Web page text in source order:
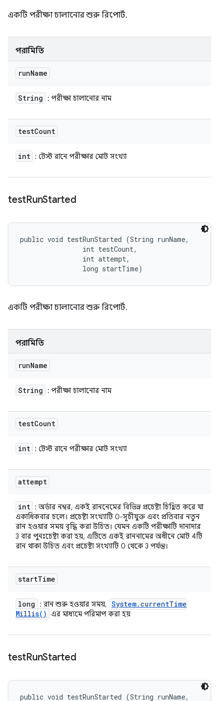
একটি পরীক্ষা চালানোর শুরু রিপোর্ট.
পরামিতি
runName
String : পরীক্ষা চালানোর নাম
testCount
int : টেস্ট রানে পরীক্ষার মোট সংখ্যা
testRunStarted
public void testRunStarted (String runName,
                int testCount,
                int attempt,
                long startTime)
একটি পরীক্ষা চালানোর শুরু রিপোর্ট.
পরামিতি
runName
String : পরীক্ষা চালানোর নাম
testCount
int : টেস্ট রানে পরীক্ষার মোট সংখ্যা
attempt
int : অর্ডার নম্বর, একই রাননেমের বিভিন্ন প্রচেষ্টা চিহ্নিত করে যা
একাধিকবার চলে। প্রচেষ্টা সংখ্যাটি 0-সূচীযুক্ত এবং প্রতিবার নতুন
রান হওয়ার সময় বৃদ্ধি করা উচিত। যেমন একটি পরীক্ষাটি দানাদার
3 বার পুনঃচেষ্টা করা হয়, এটিতে একই রাননামের অধীনে মোট 4টি
রান থাকা উচিত এবং প্রচেষ্টা সংখ্যাটি 0 থেকে 3 পর্যন্ত।
startTime
long : রান শুরু হওয়ার সময়, System. currentTime
Millis( ) এর মাধ্যমে পরিমাপ করা হয়
testRunStarted
public void testRunStarted (String runName,